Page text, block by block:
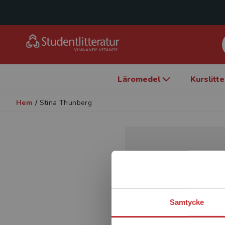
Samtycke
Läromedel
Hem / Stina Thunberg